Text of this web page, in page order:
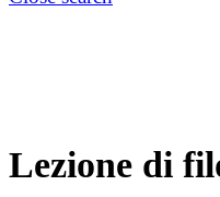
Lezione di